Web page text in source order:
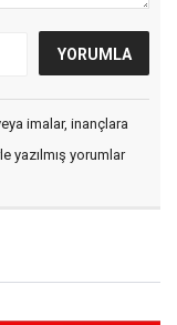
imalar, inançlara
yazılmış yorumlar